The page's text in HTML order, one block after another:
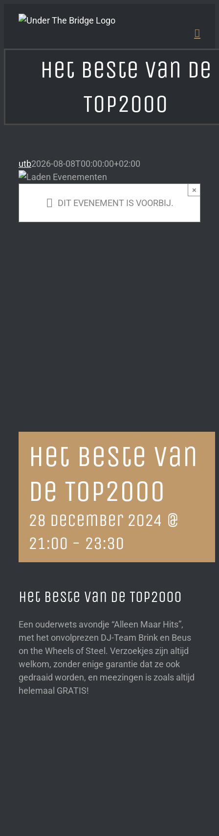
naar
Het Beste Van De
Top2000
utb2026-08-08T00:00:00+02:00
DIT EVENEMENT IS VOORBIJ.
×
Het Beste Van
De Top2000
28 december 2024 @
21:00 - 23:30
Het Beste Van De Top2000
Een ouderwets avondje “Alleen Maar Hits”,
met het onvolprezen DJ-Team Brink en Beus
on the Wheels of Steel. Verzoekjes zijn altijd
welkom, zonder enige garantie dat ze ook
gedraaid worden, en meezingen is zoals altijd
helemaal GRATIS!